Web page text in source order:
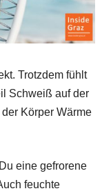
Trotzdem fühlt
Schweiß auf der
Körper Wärme
eine gefrorene
feuchte